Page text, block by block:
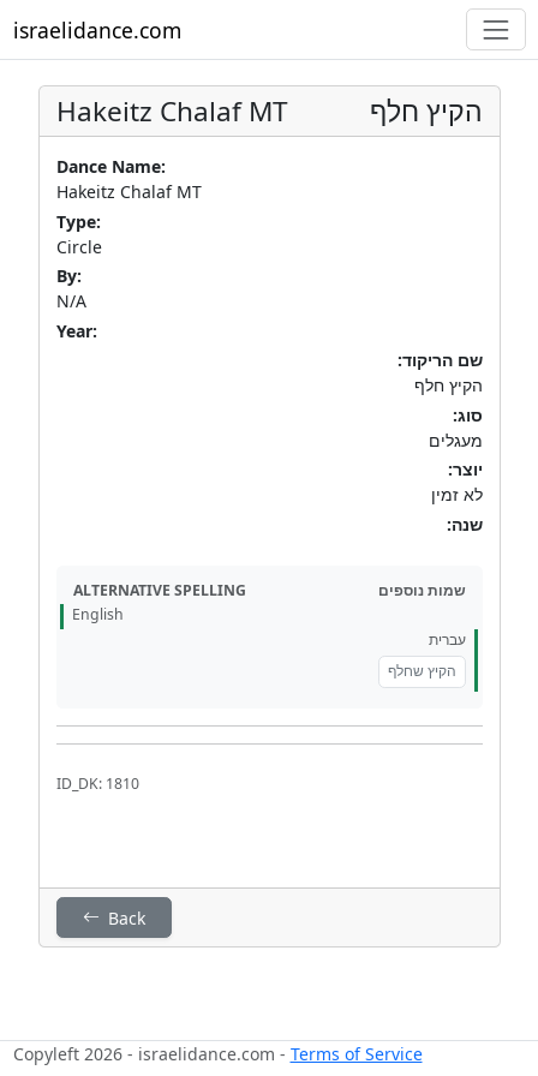
israelidance.com
Hakeitz Chalaf MT הקיץ חלף
Dance Name:
Hakeitz Chalaf MT
Type:
Circle
By:
N/A
Year:
שם הריקוד:
הקיץ חלף
סוג:
מעגלים
יוצר:
לא זמין
שנה:
ALTERNATIVE SPELLING
שמות נוספים
English
עברית
הקיץ שחלף
ID_DK: 1810
Back
Copyleft 2026 - israelidance.com - Terms of Service